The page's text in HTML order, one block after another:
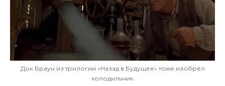
Док Браун из трилогии «Назад в Будущее» тоже изобрёл
холодильник